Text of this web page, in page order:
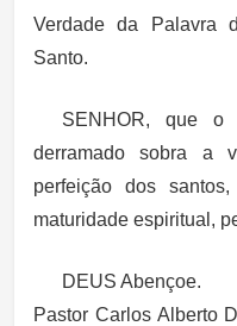
Verdade da Palavra
Santo.
SENHOR, que
derramado sobra a
perfeição dos
maturidade espiritual,
DEUS Abençoe.
Pastor Carlos Alberto